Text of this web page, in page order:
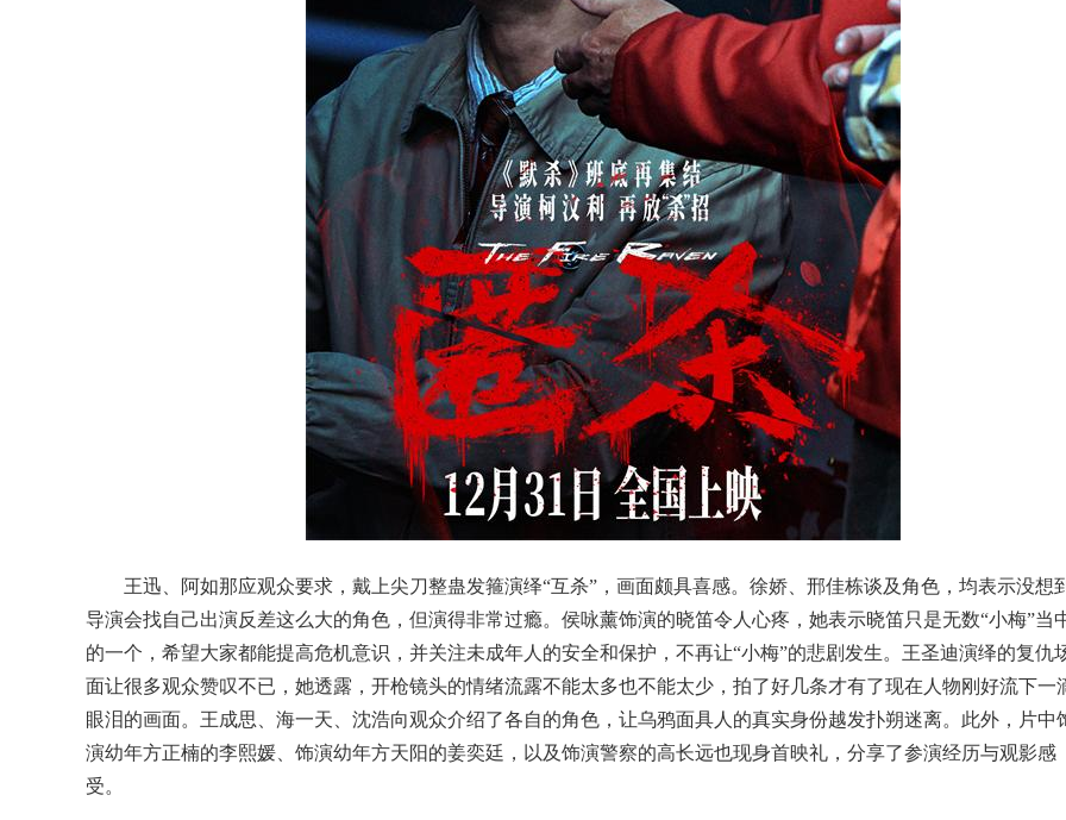
王迅、阿如那应观众要求，戴上尖刀整蛊发箍演绎“互杀”，画面颇具喜感。徐娇、邢佳栋谈及角色，均表示没想
导演会找自己出演反差这么大的角色，但演得非常过瘾。侯咏薰饰演的晓笛令人心疼，她表示晓笛只是无数“小梅”当
的一个，希望大家都能提高危机意识，并关注未成年人的安全和保护，不再让“小梅”的悲剧发生。王圣迪演绎的复仇
面让很多观众赞叹不已，她透露，开枪镜头的情绪流露不能太多也不能太少，拍了好几条才有了现在人物刚好流下一
眼泪的画面。王成思、海一天、沈浩向观众介绍了各自的角色，让乌鸦面具人的真实身份越发扑朔迷离。此外，片中
演幼年方正楠的李熙媛、饰演幼年方天阳的姜奕廷，以及饰演警察的高长远也现身首映礼，分享了参演经历与观影感
受。